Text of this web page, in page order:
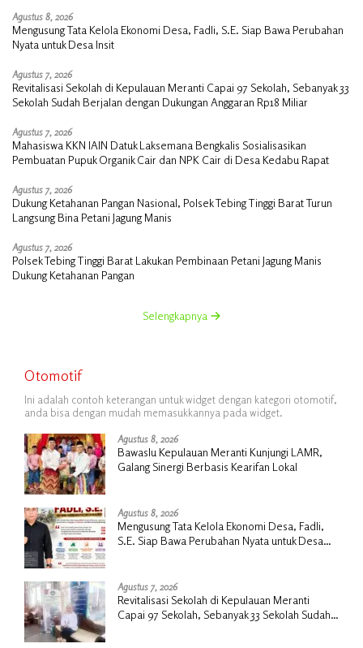
Agustus 8, 2026
Mengusung Tata Kelola Ekonomi Desa, Fadli, S.E. Siap Bawa Perubahan
Nyata untuk Desa Insit
Agustus 7, 2026
Revitalisasi Sekolah di Kepulauan Meranti Capai 97 Sekolah, Sebanyak 33
Sekolah Sudah Berjalan dengan Dukungan Anggaran Rp18 Miliar
Agustus 7, 2026
Mahasiswa KKN IAIN Datuk Laksemana Bengkalis Sosialisasikan
Pembuatan Pupuk Organik Cair dan NPK Cair di Desa Kedabu Rapat
Agustus 7, 2026
Dukung Ketahanan Pangan Nasional, Polsek Tebing Tinggi Barat Turun
Langsung Bina Petani Jagung Manis
Agustus 7, 2026
Polsek Tebing Tinggi Barat Lakukan Pembinaan Petani Jagung Manis
Dukung Ketahanan Pangan
Selengkapnya
Otomotif
Ini adalah contoh keterangan untuk widget dengan kategori otomotif,
anda bisa dengan mudah memasukkannya pada widget.
Agustus 8, 2026
Bawaslu Kepulauan Meranti Kunjungi LAMR,
Galang Sinergi Berbasis Kearifan Lokal
Agustus 8, 2026
Mengusung Tata Kelola Ekonomi Desa, Fadli,
S.E. Siap Bawa Perubahan Nyata untuk Desa
Agustus 7, 2026
Revitalisasi Sekolah di Kepulauan Meranti
Capai 97 Sekolah, Sebanyak 33 Sekolah Sudah